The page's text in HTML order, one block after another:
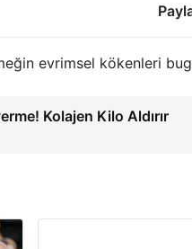
evrimsel kökenleri
Kolajen Kilo Aldırır